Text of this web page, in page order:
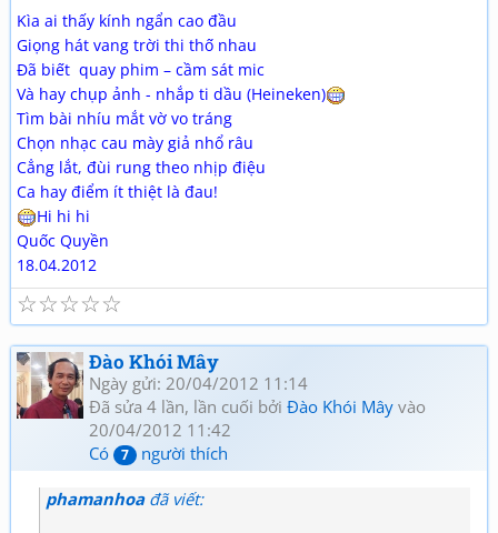
Kìa ai thấy kính ngẩn cao đầu
Giọng hát vang trời thi thố nhau
Đã biết quay phim – cầm sát mic
Và hay chụp ảnh - nhắp ti dầu (Heineken)
Tìm bài nhíu mắt vờ vo tráng
Chọn nhạc cau mày giả nhổ râu
Cẳng lắt, đùi rung theo nhịp điệu
Ca hay điểm ít thiệt là đau!
Hi hi hi
Quốc Quyền
18.04.2012
☆
☆
☆
☆
☆
Đào Khói Mây
Ngày gửi: 20/04/2012 11:14
Đã sửa 4 lần, lần cuối bởi Đào Khói Mây vào
20/04/2012 11:42
Có
7 người thích
phamanhoađã viết: